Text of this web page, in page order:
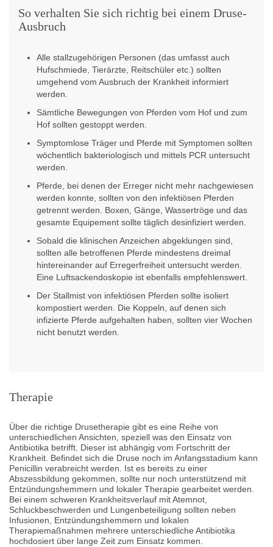
So verhalten Sie sich richtig bei einem Druse-
Ausbruch
Alle stallzugehörigen Personen (das umfasst auch
Hufschmiede, Tierärzte, Reitschüler etc.) sollten
umgehend vom Ausbruch der Krankheit informiert
werden.
Sämtliche Bewegungen von Pferden vom Hof und zum
Hof sollten gestoppt werden.
Symptomlose Träger und Pferde mit Symptomen sollten
wöchentlich bakteriologisch und mittels PCR untersucht
werden.
Pferde, bei denen der Erreger nicht mehr nachgewiesen
werden konnte, sollten von den infektiösen Pferden
getrennt werden. Boxen, Gänge, Wassertröge und das
gesamte Equipement sollte täglich desinfiziert werden.
Sobald die klinischen Anzeichen abgeklungen sind,
sollten alle betroffenen Pferde mindestens dreimal
hintereinander auf Erregerfreiheit untersucht werden.
Eine Luftsackendoskopie ist ebenfalls empfehlenswert.
Der Stallmist von infektiösen Pferden sollte isoliert
kompostiert werden. Die Koppeln, auf denen sich
infizierte Pferde aufgehalten haben, sollten vier Wochen
nicht benutzt werden.
Therapie
Über die richtige Drusetherapie gibt es eine Reihe von
unterschiedlichen Ansichten, speziell was den Einsatz von
Antibiotika betrifft. Dieser ist abhängig vom Fortschritt der
Krankheit. Befindet sich die Druse noch im Anfangsstadium kann
Penicillin verabreicht werden. Ist es bereits zu einer
Abszessbildung gekommen, sollte nur noch unterstützend mit
Entzündungshemmern und lokaler Therapie gearbeitet werden.
Bei einem schweren Krankheitsverlauf mit Atemnot,
Schluckbeschwerden und Lungenbeteiligung sollten neben
Infusionen, Entzündungshemmern und lokalen
Therapiemaßnahmen mehrere unterschiedliche Antibiotika
hochdosiert über lange Zeit zum Einsatz kommen.